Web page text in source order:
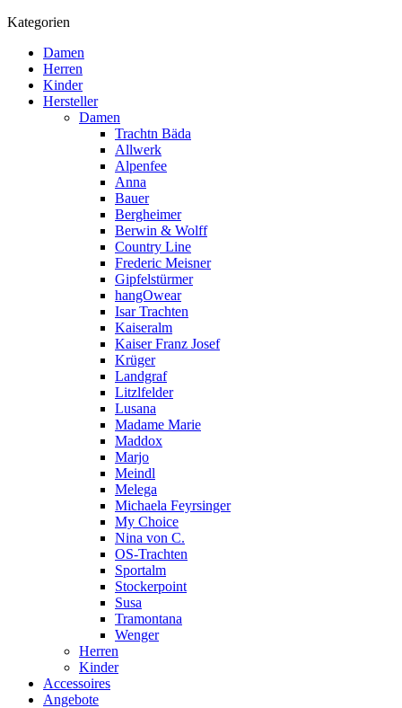
Kategorien
Damen
Herren
Kinder
Hersteller
Damen
Trachtn Bäda
Allwerk
Alpenfee
Anna
Bauer
Bergheimer
Berwin & Wolff
Country Line
Frederic Meisner
Gipfelstürmer
hangOwear
Isar Trachten
Kaiseralm
Kaiser Franz Josef
Krüger
Landgraf
Litzlfelder
Lusana
Madame Marie
Maddox
Marjo
Meindl
Melega
Michaela Feyrsinger
My Choice
Nina von C.
OS-Trachten
Sportalm
Stockerpoint
Susa
Tramontana
Wenger
Herren
Kinder
Accessoires
Angebote